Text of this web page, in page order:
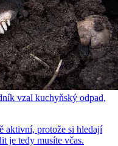
vzal kuchyňský odpad,
aktivní, protože si hledají
je tedy musíte včas.